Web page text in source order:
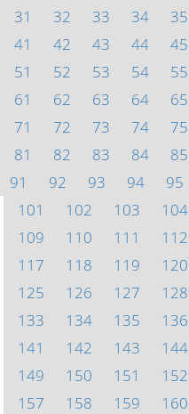
31
32 33 34 35
41
42 43 44 45
51
52 53 54 55
61
62 63 64 65
71
72 73 74 75
81
82 83 84 85
91
92 93 94 95
101
102 103 104
109
110 111 112
117
118 119 120
125
126 127 128
133
134 135 136
141
142 143 144
149
150 151 152
157
158 159 160